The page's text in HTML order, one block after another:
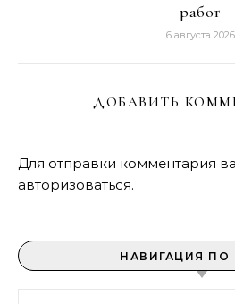
работ
6 августа 2026
ДОБАВИТЬ
Для отправки комментария
авторизоваться.
НАВИГАЦИЯ ПО